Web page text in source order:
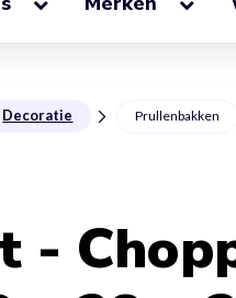
Decoratie Prullenbakken
-